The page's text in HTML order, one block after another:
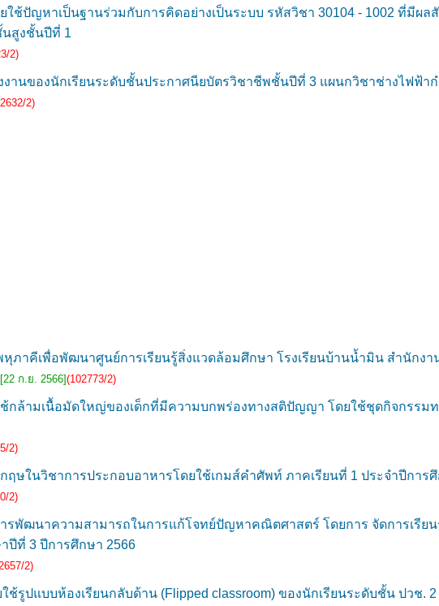
ช้ปัญหาเป็นฐานร่วมกับการคิดอย่างเป็นระบบ รหัสวิชา 30104 - 1002 ที่มีผล
นสูงชั้นปีที่ 1
2)
านของนักเรียนระดับชั้นประกาศนียบัตรวิชาชีพชั้นปีที่ 3 แผนกวิชาช่างไฟฟ้าก
2)
ภาคีเพื่อพัฒนาศูนย์การเรียนรู้สิ่งแวดล้อมศึกษา โรงเรียนบ้านน้ำมิน สำนักงา
[22 ก.ย. 2566](102773/2)
กล้ามเนื้อมัดใหญ่ของเด็กที่มีความบกพร่องทางสติปัญญา โดยใช้ชุดกิจกรรมท
2)
ษในวิชาการประกอบอาหารโดยใช้เกมส์คำศัพท์ ภาคเรียนที่ 1 ประจำปีการศึ
2)
รพัฒนาความสามารถในการแก้โจทย์ปัญหาคณิตศาสตร์ โดยการ จัดการเรียน
ปีที่ 3 ปีการศึกษา 2566
2)
รูปแบบห้องเรียนกลับด้าน (Flipped classroom) ของนักเรียนระดับชั้น ปวช.